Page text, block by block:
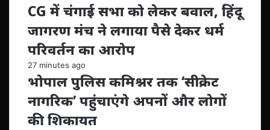
CG में चंगाई सभा को लेकर बवाल, हिंदू
जागरण मंच ने लगाया पैसे देकर धर्म
परिवर्तन का आरोप
27 minutes ago
भोपाल पुलिस कमिश्नर तक ‘सीक्रेट
नागरिक’ पहुंचाएंगे अपनों और लोगों
की शिकायत